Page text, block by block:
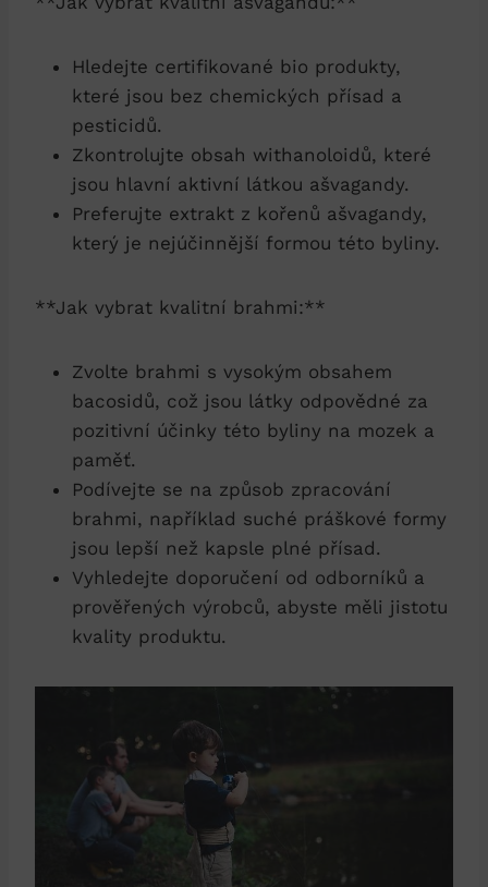
Hledejte certifikované bio produkty,
které jsou bez chemických přísad a
pesticidů.
Zkontrolujte obsah withanoloidů, které
jsou hlavní aktivní látkou ašvagandy.
Preferujte extrakt z kořenů ašvagandy,
který je nejúčinnější formou této byliny.
**Jak vybrat kvalitní brahmi:**
Zvolte brahmi s vysokým obsahem
bacosidů, což jsou látky odpovědné za
pozitivní účinky této byliny na mozek a
paměť.
Podívejte se na způsob zpracování
brahmi, například suché práškové formy
jsou lepší než kapsle plné přísad.
Vyhledejte doporučení od odborníků a
prověřených výrobců, abyste měli jistotu
kvality produktu.